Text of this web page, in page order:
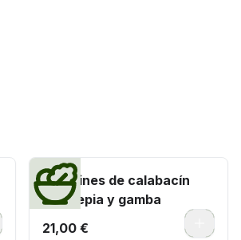
Tallarines de calabacín
con sepia y gamba
21,00 €